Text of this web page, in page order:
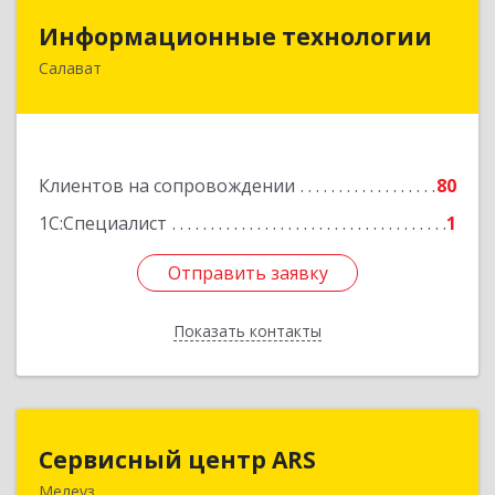
Информационные технологии
Салават
Клиентов на сопровождении
80
1С:Специалист
1
Отправить заявку
Показать контакты
Информационные технологии
Отправить заявку
Назад
Сервисный центр ARS
Мелеуз